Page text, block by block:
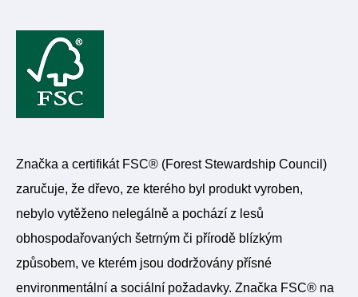
Značka a certifikát FSC® (Forest Stewardship Council)
zaručuje, že dřevo, ze kterého byl produkt vyroben,
nebylo vytěženo nelegálně a pochází z lesů
obhospodařovaných šetrným či přírodě blízkým
způsobem, ve kterém jsou dodržovány přísné
environmentální a sociální požadavky. Značka FSC® na